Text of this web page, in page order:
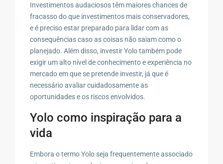
Investimentos audaciosos têm maiores chances de
fracasso do que investimentos mais conservadores,
e é preciso estar preparado para lidar com as
consequências caso as coisas não saiam como o
planejado. Além disso, investir Yolo também pode
exigir um alto nível de conhecimento e experiência no
mercado em que se pretende investir, já que é
necessário avaliar cuidadosamente as
oportunidades e os riscos envolvidos.
Yolo como inspiração para a
vida
Embora o termo Yolo seja frequentemente associado